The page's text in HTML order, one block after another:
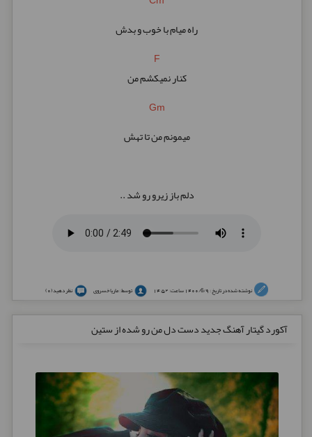
راه میام با خوب و بدش
F
کنار نمیکشم من
Gm
میمونم من تا تهش
.. دلم باز زیرو رو شد
نوشته شده در تاریخ : 1400/6/9 ساعت: 14:52 توسط : ماریا خسروی نظر دهید (0)
آکورد گیتار آهنگ جدید دست دل من رو شده از ستین